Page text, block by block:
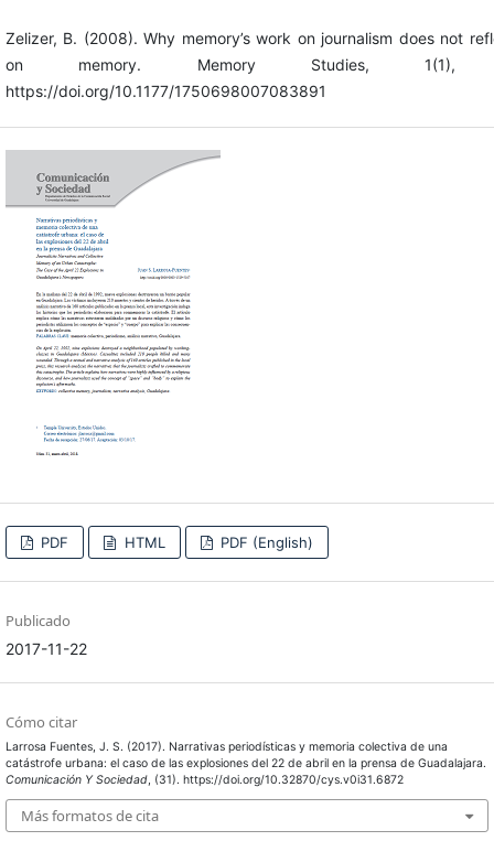
Zelizer, B. (2008). Why memory’s work on journalism does not
on memory. Memory Studies, 1(1),
https://doi.org/10.1177/1750698007083891
PDF HTML PDF (English)
Publicado
2017-11-22
Cómo citar
Larrosa Fuentes, J. S. (2017). Narrativas periodísticas y memoria colectiva de una
catástrofe urbana: el caso de las explosiones del 22 de abril en la prensa de Guadalajara.
Comunicación Y Sociedad, (31). https://doi.org/10.32870/cys.v0i31.6872
Más formatos de cita